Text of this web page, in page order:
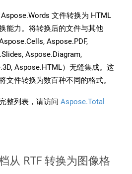
文件转换为 HTML
能力。将转换后的文件与其他
Aspose.PDF,
Aspose.Diagram,
Aspose.HTML）无缝集成。这
文件转换为数百种不同的格式。
整列表，请访问 Aspose.Total
从 RTF 转换为图像格